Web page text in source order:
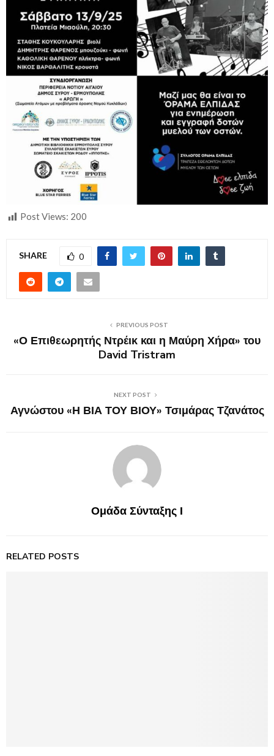
Post Views: 200
SHARE 0
PREVIOUS POST
«Ο Επιθεωρητής Ντρέικ και η Μαύρη Χήρα» του
David Tristram
NEXT POST
Αγνώστου «Η ΒΙΑ ΤΟΥ ΒΙΟΥ» Τσιμάρας Τζανάτος
Ομάδα Σύνταξης Ι
RELATED POSTS